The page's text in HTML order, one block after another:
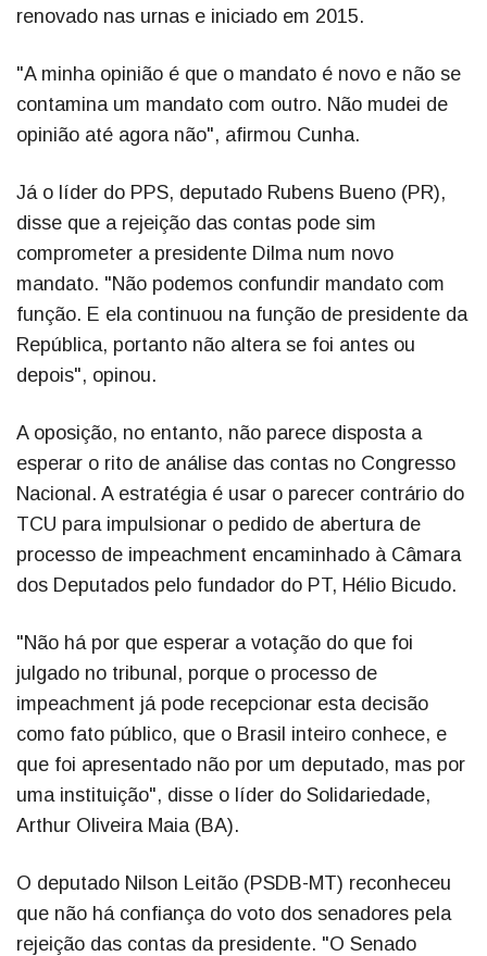
renovado nas urnas e iniciado em 2015.
"A minha opinião é que o mandato é novo e não se
contamina um mandato com outro. Não mudei de
opinião até agora não", afirmou Cunha.
Já o líder do PPS, deputado Rubens Bueno (PR),
disse que a rejeição das contas pode sim
comprometer a presidente Dilma num novo
mandato. "Não podemos confundir mandato com
função. E ela continuou na função de presidente da
República, portanto não altera se foi antes ou
depois", opinou.
A oposição, no entanto, não parece disposta a
esperar o rito de análise das contas no Congresso
Nacional. A estratégia é usar o parecer contrário do
TCU para impulsionar o pedido de abertura de
processo de impeachment encaminhado à Câmara
dos Deputados pelo fundador do PT, Hélio Bicudo.
"Não há por que esperar a votação do que foi
julgado no tribunal, porque o processo de
impeachment já pode recepcionar esta decisão
como fato público, que o Brasil inteiro conhece, e
que foi apresentado não por um deputado, mas por
uma instituição", disse o líder do Solidariedade,
Arthur Oliveira Maia (BA).
O deputado Nilson Leitão (PSDB-MT) reconheceu
que não há confiança do voto dos senadores pela
rejeição das contas da presidente. "O Senado